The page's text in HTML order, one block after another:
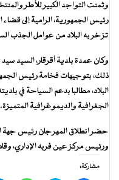
وثمنت التواجد الكبير للأطر
رئيس الجمهورية، الرامية إلى
تزخر به البلاد من عوامل الجذب
وكان عمدة بلدية أقرقار، السيد
ذلك، بتوجيهات فخامة رئيس
البلاد، مطالبا بدعم السياحة في
الجغرافية والديموغرافية المتميزة.
حضر انطلاق المهرجان رئيس جهة
ورئيس مركز عين فربه الإداري،
مشاركة: